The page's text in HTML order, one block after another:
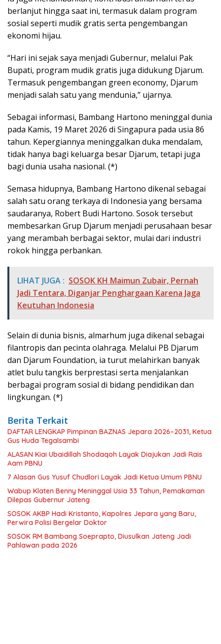
berlanjut hingga saat ini, termasuk dalam program
sosial seperti mudik gratis serta pengembangan
ekonomi hijau.
“Hari ini sejak saya menjadi Gubernur, melalui Pak
Bupati, program mudik gratis juga didukung Djarum.
Termasuk pengembangan green economy, Djarum
menjadi salah satu yang mendunia,” ujarnya.
Sebagai informasi, Bambang Hartono meninggal dunia
pada Kamis, 19 Maret 2026 di Singapura pada usia 86
tahun. Kepergiannya meninggalkan duka mendalam,
tidak hanya bagi keluarga besar Djarum, tetapi juga
bagi dunia usaha nasional. (*)
Semasa hidupnya, Bambang Hartono dikenal sebagai
salah satu orang terkaya di Indonesia yang bersama
saudaranya, Robert Budi Hartono. Sosok tersebut
membesarkan Grup Djarum menjadi perusahaan besar
yang merambah berbagai sektor, mulai dari industri
rokok hingga perbankan.
LIHAT JUGA : SOSOK KH Maimun Zubair, Pernah
Jadi Tentara, Diganjar Penghargaan Karena Jaga
Keutuhan Indonesia
Selain di dunia bisnis, almarhum juga dikenal sebagai
filantropis dan pecinta olahraga. Melalui PB Djarum
dan Djarum Foundation, ia turut melahirkan banyak
atlet bulu tangkis berprestasi serta menjalankan
berbagai program sosial di bidang pendidikan dan
lingkungan. (*)
Berita Terkait
DAFTAR LENGKAP Pimpinan BAZNAS Jepara 2026–2031, Ketua
Gus Huda Tegalsambi
ALASAN Kiai Ubaidillah Shodaqoh Layak Diajukan Jadi Rais
Aam PBNU
7 Alasan Gus Yusuf Chudlori Layak Jadi Ketua Umum PBNU
Wabup Klaten Benny Meninggal Usia 33 Tahun, Pemakaman
Dilepas Gubernur Jateng
SOSOK AKBP Hadi Kristanto, Kapolres Jepara yang Baru,
Perwira Polisi Bergelar Doktor
SOSOK RM Bambang Soeprapto, Diusulkan Jateng Jadi
Pahlawan pada 2026